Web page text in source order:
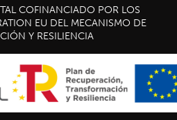
COFINANCIADO POR LOS
EU DEL MECANISMO DE
Y RESILIENCIA